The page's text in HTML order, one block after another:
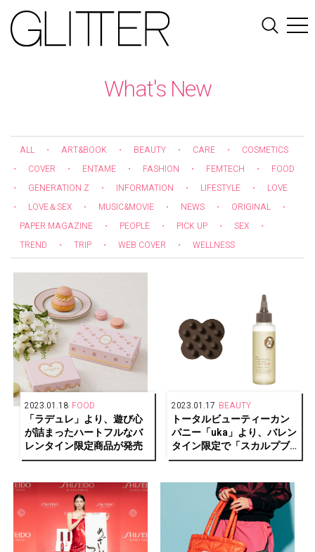
What's New
ALL ・ ART&BOOK ・ BEAUTY ・ CARE ・
COSMETICS
・
COVER ・ ENTAME ・ FASHION ・ FEMTECH ・
FOOD
・
GENERATION Z ・ INFORMATION ・ LIFESTYLE ・
LOVE
・
LOVE＆SEX ・ MUSIC&MOVIE ・ NEWS ・ ORIGINAL
・
PAPER MAGAZINE
・ PEOPLE ・ PICK UP ・ SEX
・
TREND
・ TRIP ・ WEB COVER ・ WELLNESS
2023.01.18 FOOD
「ラデュレ」より、遊び心
が詰まったハートフルなバ
レンタイン限定商品が発売
2023.01.17 BEAUTY
トータルビューティーカン
パニー「uka」より、バレン
タイン限定で「スカルプブ
ラシ チョコレート ケンザ